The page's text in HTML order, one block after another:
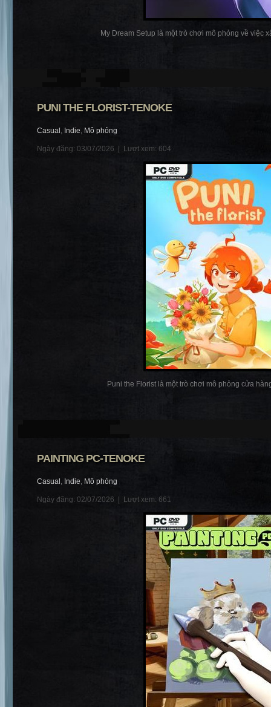
My Dream Setup là một trò chơi mô phỏng về việc
PUNI THE FLORIST-TENOKE
Casual , Indie, Mô phỏng
Ngày đăng: 03/07/2026 | Lượt xem: 604
Puni the Florist là một trò chơi mô phỏng cửa
PAINTING PC-TENOKE
Casual , Indie, Mô phỏng
Ngày đăng: 02/07/2026 | Lượt xem: 661